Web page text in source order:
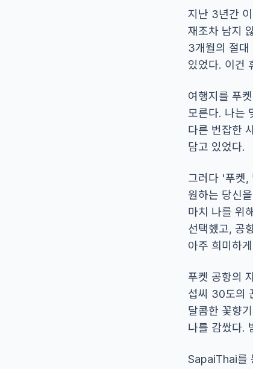
지난 3년간
재조차 남지
3개월의 절대
있었다. 이건
여행지를 푸
모른다. 나는
다른 번잡한
담고 있었다.
그러다 '푸켓,
원하는 당신
마치 나를 위
선택했고, 공
아주 희미하
푸켓 공항의
섭씨 30도의
달콤한 꽃향
나를 감쌌다.
SapaiThai를